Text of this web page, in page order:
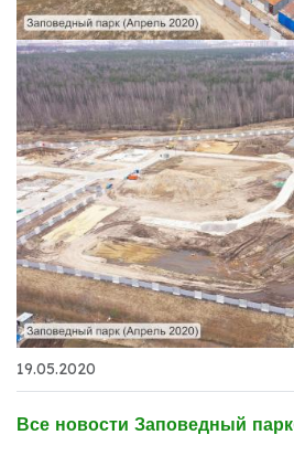
19.05.2020
Все новости Заповедный парк